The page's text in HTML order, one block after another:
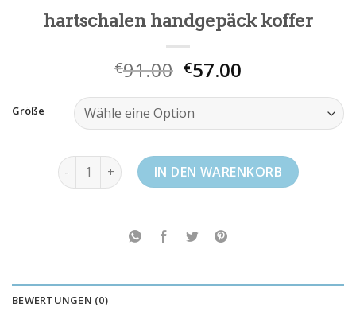
hartschalen handgepäck koffer
€91.00 €57.00
Größe
hartschalen handgepäck koffer Menge
IN DEN WARENKORB
BEWERTUNGEN (0)